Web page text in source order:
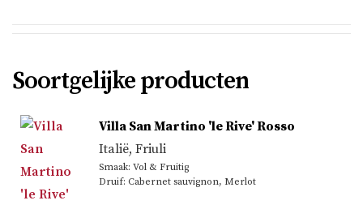
Soortgelijke producten
Villa San Martino 'le Rive' Rosso
Italië, Friuli
Smaak: Vol & Fruitig
Druif: Cabernet sauvignon, Merlot